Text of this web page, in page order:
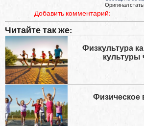
Оригинал
Добавить комментарий:
Читайте так же:
Физкультура
культуры
Физическое